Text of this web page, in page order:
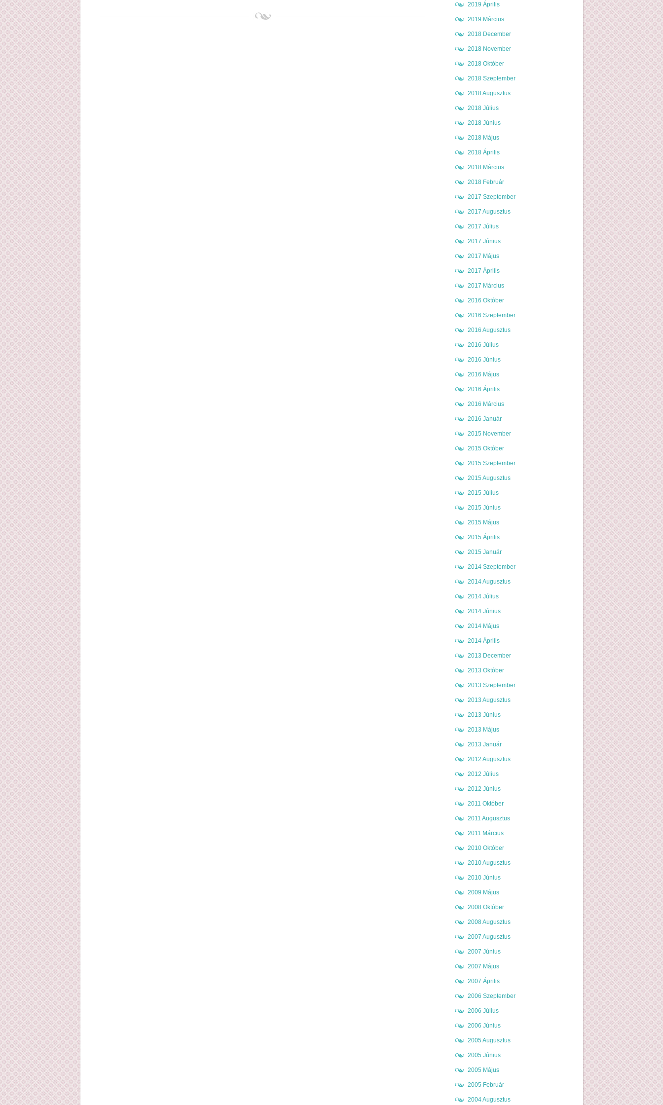
2019 Április
2019 Március
2018 December
2018 November
2018 Október
2018 Szeptember
2018 Augusztus
2018 Július
2018 Június
2018 Május
2018 Április
2018 Március
2018 Február
2017 Szeptember
2017 Augusztus
2017 Július
2017 Június
2017 Május
2017 Április
2017 Március
2016 Október
2016 Szeptember
2016 Augusztus
2016 Július
2016 Június
2016 Május
2016 Április
2016 Március
2016 Január
2015 November
2015 Október
2015 Szeptember
2015 Augusztus
2015 Július
2015 Június
2015 Május
2015 Április
2015 Január
2014 Szeptember
2014 Augusztus
2014 Július
2014 Június
2014 Május
2014 Április
2013 December
2013 Október
2013 Szeptember
2013 Augusztus
2013 Június
2013 Május
2013 Január
2012 Augusztus
2012 Július
2012 Június
2011 Október
2011 Augusztus
2011 Március
2010 Október
2010 Augusztus
2010 Június
2009 Május
2008 Október
2008 Augusztus
2007 Augusztus
2007 Június
2007 Május
2007 Április
2006 Szeptember
2006 Július
2006 Június
2005 Augusztus
2005 Június
2005 Május
2005 Február
2004 Augusztus